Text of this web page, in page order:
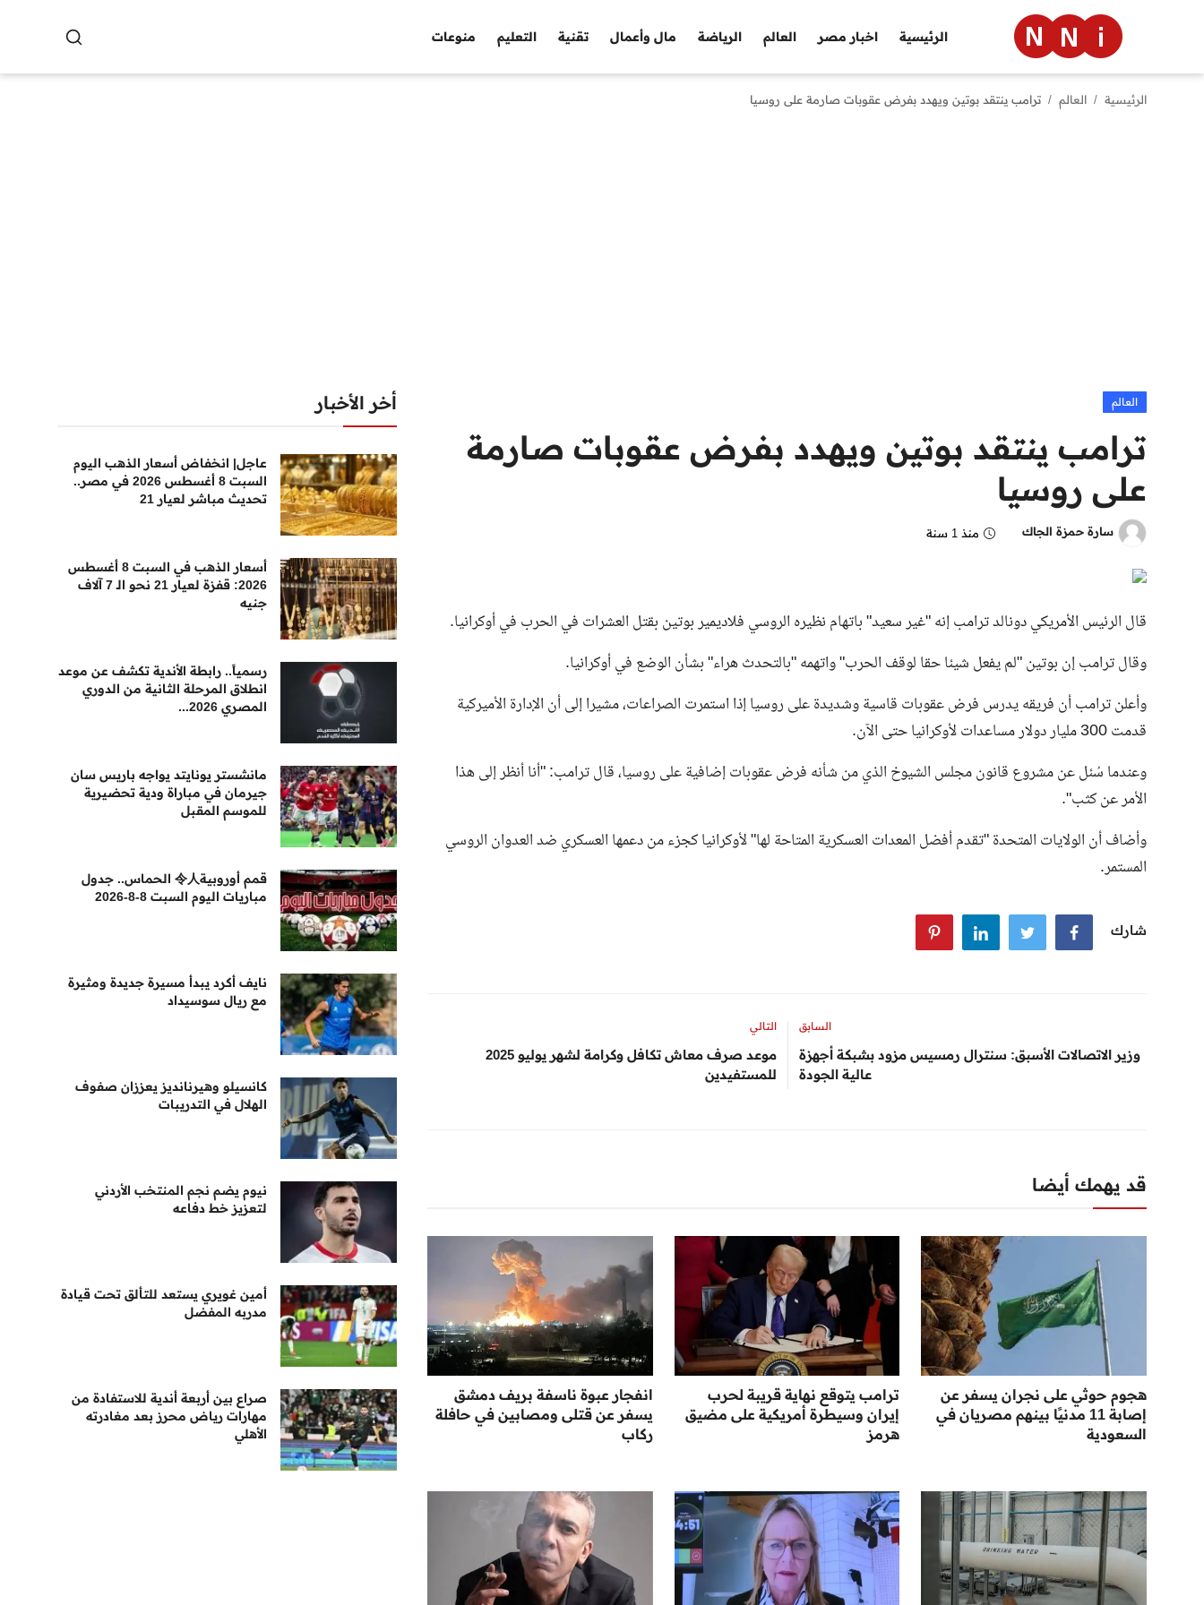
الرئيسية اخبار مصر العالم الرياضة مال وأعمال تقنية التعليم منوعات
منوعات
الرئيسية العالم ترامب ينتقد بوتين ويهدد بفرض عقوبات صارمة على روسيا
العالم
ترامب ينتقد بوتين ويهدد بفرض عقوبات صارمة
على روسيا
سارة حمزة الجاك منذ 1 سنة
قال الرئيس الأمريكي دونالد ترامب إنه "غير سعيد" باتهام نظيره الروسي فلاديمير بوتين بقتل العشرات في الحرب في أوكرانيا.
وقال ترامب إن بوتين "لم يفعل شيئا حقا لوقف الحرب" واتهمه "بالتحدث هراء" بشأن الوضع في أوكرانيا.
وأعلن ترامب أن فريقه يدرس فرض عقوبات قاسية وشديدة على روسيا إذا استمرت الصراعات، مشيرا إلى أن الإدارة الأميركية
قدمت 300 مليار دولار مساعدات لأوكرانيا حتى الآن.
وعندما سُئل عن مشروع قانون مجلس الشيوخ الذي من شأنه فرض عقوبات إضافية على روسيا، قال ترامب: "أنا أنظر إلى هذا
الأمر عن كثب".
وأضاف أن الولايات المتحدة "تقدم أفضل المعدات العسكرية المتاحة لها" لأوكرانيا كجزء من دعمها العسكري ضد العدوان الروسي
المستمر.
شارك
السابق
وزير الاتصالات الأسبق: سنترال رمسيس مزود بشبكة أجهزة
عالية الجودة
التالي
موعد صرف معاش تكافل وكرامة لشهر يوليو 2025
للمستفيدين
قد يهمك أيضا
هجوم حوثي على نجران يسفر عن
إصابة 11 مدنيًا بينهم مصريان في
السعودية
ترامب يتوقع نهاية قريبة لحرب
إيران وسيطرة أمريكية على مضيق
هرمز
انفجار عبوة ناسفة بريف دمشق
يسفر عن قتلى ومصابين في حافلة
ركاب
أخر الأخبار
عاجل| انخفاض أسعار الذهب اليوم
السبت 8 أغسطس 2026 في مصر..
تحديث مباشر لعيار 21
أسعار الذهب في السبت 8 أغسطس
2026: قفزة لعيار 21 نحو الـ 7 آلاف
جنيه
رسمياً.. رابطة الأندية تكشف عن موعد
انطلاق المرحلة الثانية من الدوري
المصري 2026...
مانشستر يونايتد يواجه باريس سان
جيرمان في مباراة ودية تحضيرية
للموسم المقبل
قمم أوروبية令人 الحماس.. جدول
مباريات اليوم السبت 8-8-2026
نايف أكرد يبدأ مسيرة جديدة ومثيرة
مع ريال سوسيداد
كانسيلو وهيرنانديز يعززان صفوف
الهلال في التدريبات
نيوم يضم نجم المنتخب الأردني
لتعزيز خط دفاعه
أمين غويري يستعد للتألق تحت قيادة
مدربه المفضل
صراع بين أربعة أندية للاستفادة من
مهارات رياض محرز بعد مغادرته
الأهلي